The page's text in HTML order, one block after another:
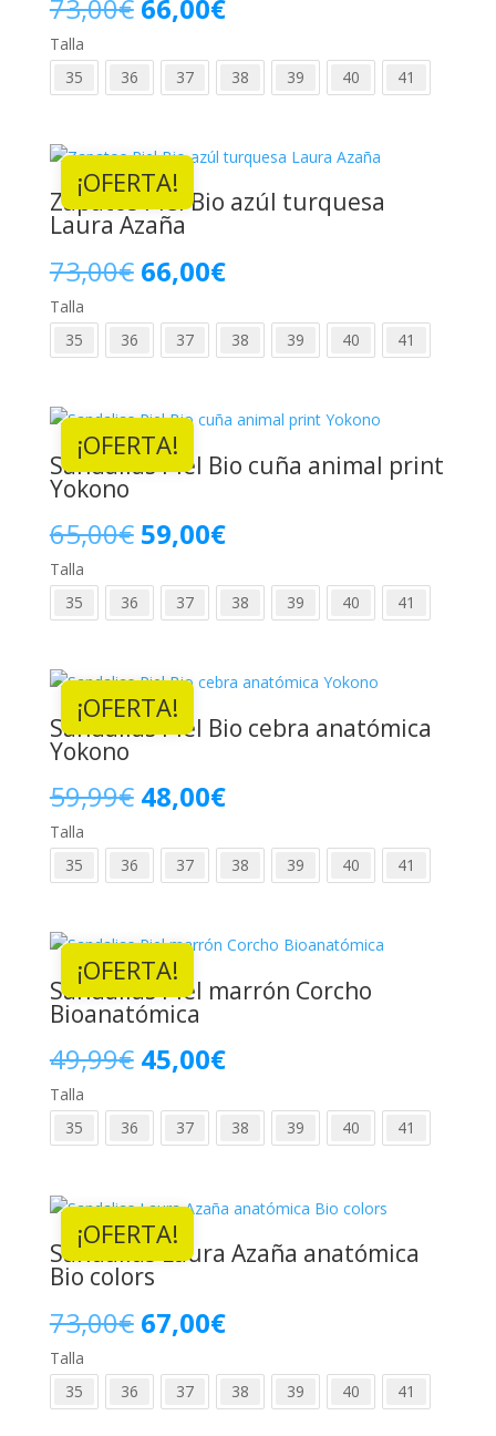
73,00€
precio
original
73,00€.
66,00€
precio
actual
66,00€.
Talla
35
36 37 38 39 40 41
¡OFERTA!
Zapatos Piel Bio azúl turquesa
Laura Azaña
73,00€ El
precio
original
73,00€.
66,00€El
precio
actual
66,00€.
Talla
35
36 37 38 39 40 41
¡OFERTA!
Sandalias Piel Bio cuña animal print
Yokono
65,00€ El
precio
original
65,00€.
59,00€El
precio
actual
59,00€.
Talla
35
36 37 38 39 40 41
¡OFERTA!
Sandalias Piel Bio cebra anatómica
Yokono
59,99€ El
precio
original
59,99€.
48,00€El
precio
actual
48,00€.
Talla
35
36 37 38 39 40 41
¡OFERTA!
Sandalias Piel marrón Corcho
Bioanatómica
49,99€ El
precio
original
49,99€.
45,00€El
precio
actual
45,00€.
Talla
35
36 37 38 39 40 41
¡OFERTA!
Sandalias Laura Azaña anatómica
Bio colors
73,00€ El
precio
original
67,00€El
precio
actual
Talla
35
36 37 38 39 40 41